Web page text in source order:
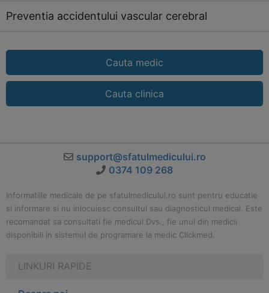
Preventia accidentului vascular cerebral
Cauta medic
Cauta clinica
support@sfatulmedicului.ro
0374 109 268
Informatiile medicale de pe sfatulmedicului.ro sunt pentru educatie
si informare si nu inlocuiesc consultul sau diagnosticul medical. Este
recomandat sa consultati fie medicul Dvs., fie unul din medicii
disponibili in sistemul de programare la medic Clickmed.
LINKURI RAPIDE